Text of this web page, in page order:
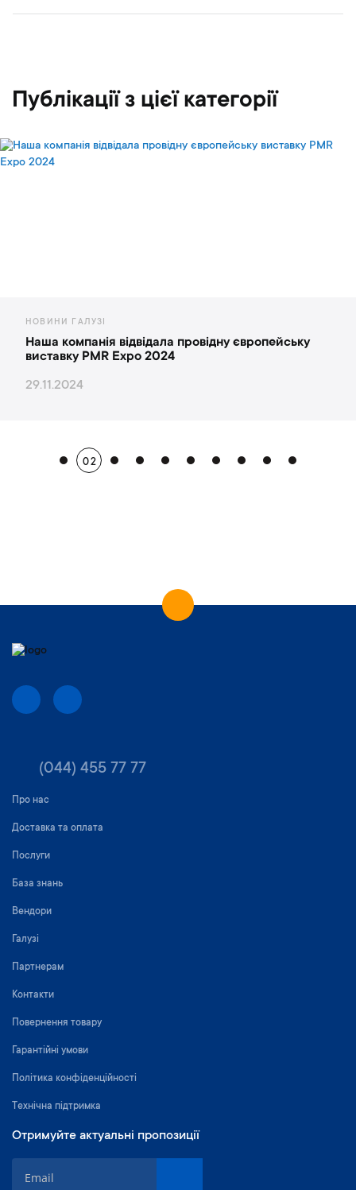
Публікації з цієї категорії
НОВИНИ ГАЛУЗІ
Наша компанія відвідала провідну європейську
виставку PMR Expo 2024
29.11.2024
(044) 455 77 77
Про нас
Доставка та оплата
Послуги
База знань
Вендори
Галузі
Партнерам
Контакти
Повернення товару
Гарантійні умови
Політика конфіденційності
Технічна підтримка
Отримуйте актуальні пропозиції